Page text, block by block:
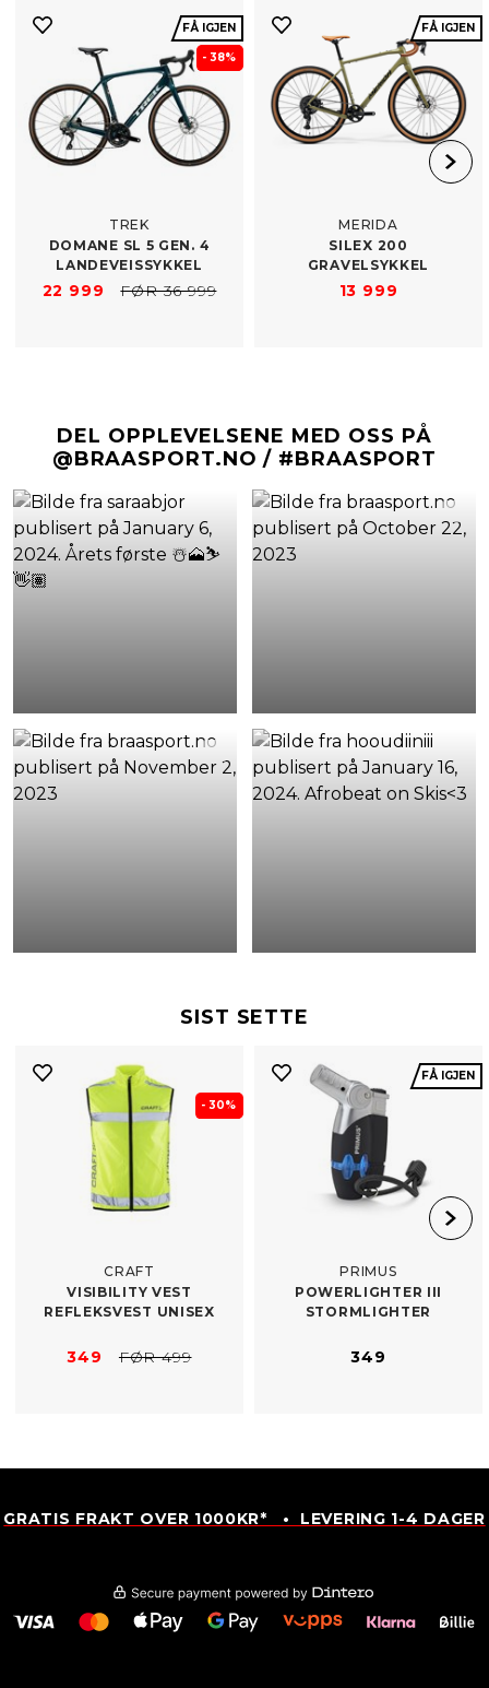
FÅ IGJEN
- 38%
TREK
DOMANE SL 5 GEN. 4
LANDEVEISSYKKEL
22 999 FØR 36 999
FÅ IGJEN
MERIDA
SILEX 200
GRAVELSYKKEL
13 999
DEL OPPLEVELSENE MED OSS PÅ
@BRAASPORT.NO / #BRAASPORT
SIST SETTE
- 30%
CRAFT
VISIBILITY VEST
REFLEKSVEST UNISEX
349 FØR 499
FÅ IGJEN
PRIMUS
POWERLIGHTER III
STORMLIGHTER
349
GRATIS FRAKT OVER 1000KR* • LEVERING 1-4 DAGER